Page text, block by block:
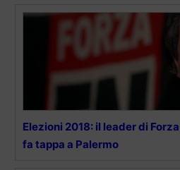
Elezioni 2018: il leader di
fa tappa a Palermo